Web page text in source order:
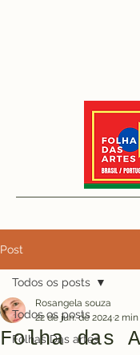
Post
Todos os posts
Folhas Das artes
Todos os posts
Folha das
Rosangela souza
22 de jun. de 2024 2